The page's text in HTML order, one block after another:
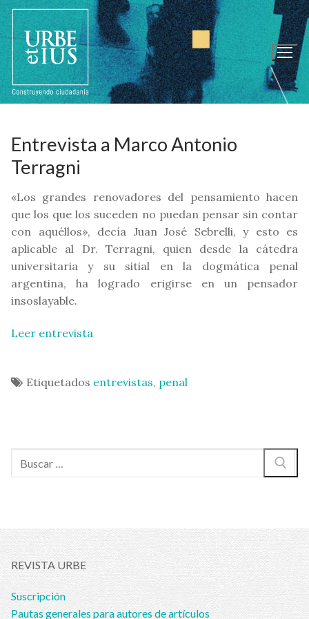
Ir
al
contenido
Entrevista a Marco Antonio
Terragni
«Los grandes renovadores del pensamiento hacen
que los que los suceden no puedan pensar sin contar
con aquéllos», decía Juan José Sebrelli, y esto es
aplicable al Dr. Terragni, quien desde la cátedra
universitaria y su sitial en la dogmática penal
argentina, ha logrado erigirse en un pensador
insoslayable.
Leer entrevista
Etiquetados entrevistas, penal
REVISTA URBE
Suscripción
Pautas generales para autores de artículos